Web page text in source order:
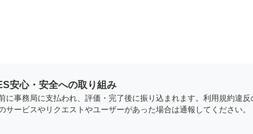
安心・安全への取り組み
に事務局に支払われ、評価・完了後に振り込まれます。利用規約違反
サービスやリクエストやユーザーがあった場合は通報してください。